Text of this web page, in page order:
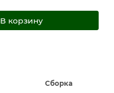
В корзину
Сборка